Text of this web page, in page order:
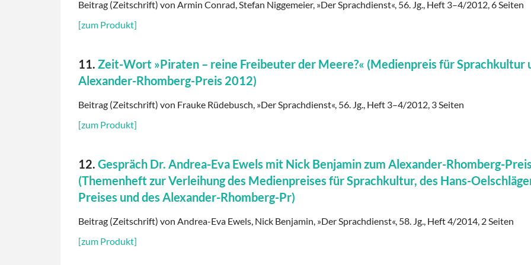
Beitrag (Zeitschrift) von Armin Conrad, Stefan Niggemeier, »Der Sprachdienst«, 56. Jg., Heft 3–4/2012, 6 Seiten
[zum Produkt]
11. Zeit-Wort »Piraten – reine Freibeuter der Meere?« (Medienpreis für Sprachkultur
Alexander-Rhomberg-Preis 2012)
Beitrag (Zeitschrift) von Frauke Rüdebusch, »Der Sprachdienst«, 56. Jg., Heft 3–4/2012, 3 Seiten
[zum Produkt]
12. Gespräch Dr. Andrea-Eva Ewels mit Nick Benjamin zum Alexander-Rhomberg-Preis
(Themenheft zur Verleihung des Medienpreises für Sprachkultur, des Hans-
Preises und des Alexander-Rhomberg-Pr)
Beitrag (Zeitschrift) von Andrea-Eva Ewels, Nick Benjamin, »Der Sprachdienst«, 58. Jg., Heft 4/2014, 2 Seiten
[zum Produkt]